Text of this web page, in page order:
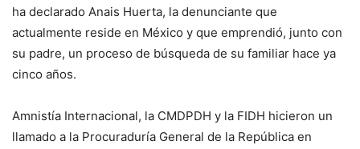
ha declarado Anais Huerta, la denunciante que
actualmente reside en México y que emprendió, junto con
su padre, un proceso de búsqueda de su familiar hace ya
cinco años.
Amnistía Internacional, la CMDPDH y la FIDH hicieron un
llamado a la Procuraduría General de la República en